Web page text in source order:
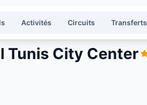
Activités Circuits Transferts
Tunis City Center